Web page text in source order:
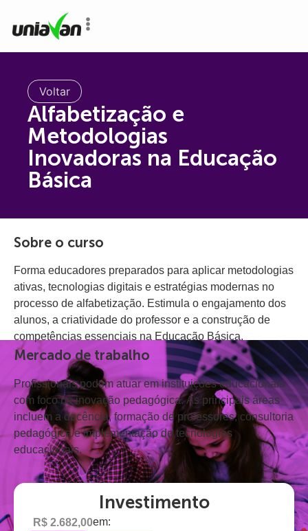
Voltar
Alfabetização e
Metodologias
Inovadoras na Educação
Básica
Sobre o curso
Forma educadores preparados para aplicar metodologias
ativas, tecnologias digitais e estratégias modernas no
processo de alfabetização. Estimula o engajamento dos
alunos, a criatividade do professor e a construção de
competências essenciais na Educação Básica.
Mercado de trabalho
Profissionais podem atuar em instituições educacionais
com foco na inovação pedagógica. As principais áreas
incluem a docência, formação de professores, consultoria
pedagógica e implementação de tecnologias
educacionais.
Investimento
R$ 2.682,00em: